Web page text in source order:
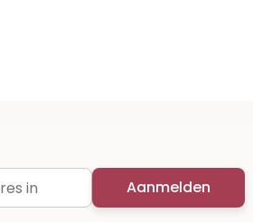
Aanmelden